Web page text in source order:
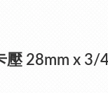
壓 28mm x 3/